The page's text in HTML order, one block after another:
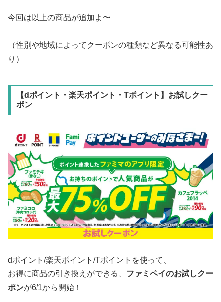
今回は以上の商品が追加よ〜
（性別や地域によってクーポンの種類など異なる可能性あ
り）
【dポイント・楽天ポイント・Tポイント】お試しクー
ポン
dポイント/楽天ポイント/Tポイントを使って、
お得に商品の引き換えができる、 ファミペイのお試しクー
ポンが6/1から開始！